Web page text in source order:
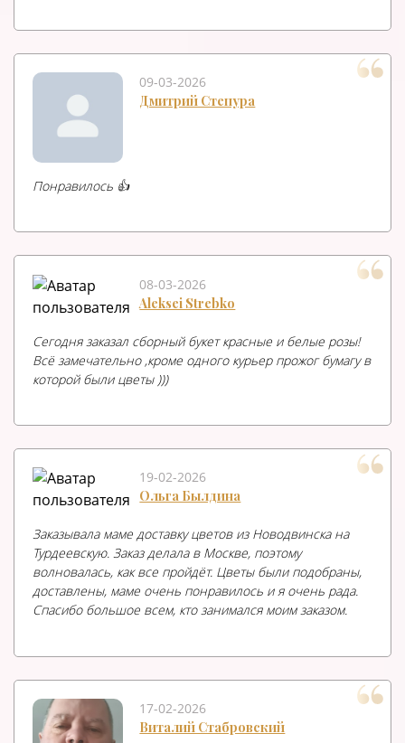
09-03-2026
Дмитрий Степура
Понравилось 👍
08-03-2026
Aleksei Strebko
Сегодня заказал сборный букет красные и белые розы!
Всё замечательно ,кроме одного курьер прожог бумагу в
которой были цветы )))
19-02-2026
Ольга Былдина
Заказывала маме доставку цветов из Новодвинска на
Турдеевскую. Заказ делала в Москве, поэтому
волновалась, как все пройдёт. Цветы были подобраны,
доставлены, маме очень понравилось и я очень рада.
Спасибо большое всем, кто занимался моим заказом.
17-02-2026
Виталий Стабровский